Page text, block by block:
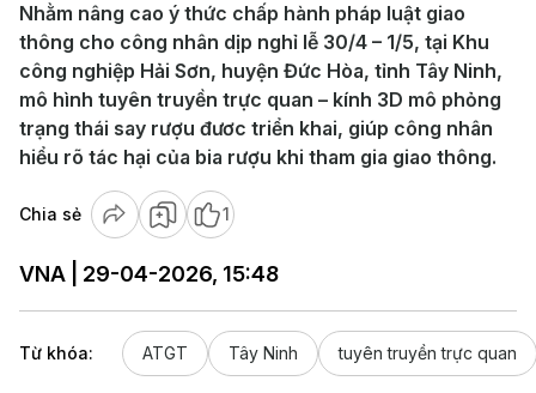
Nhằm nâng cao ý thức chấp hành pháp luật giao
thông cho công nhân dịp nghỉ lễ 30/4 – 1/5, tại Khu
công nghiệp Hải Sơn, huyện Đức Hòa, tỉnh Tây Ninh,
mô hình tuyên truyền trực quan – kính 3D mô phỏng
trạng thái say rượu đươc triển khai, giúp công nhân
hiểu rõ tác hại của bia rượu khi tham gia giao thông.
Chia sẻ 1
VNA | 29-04-2026, 15:48
Từ khóa: ATGT Tây Ninh tuyên truyền trực quan